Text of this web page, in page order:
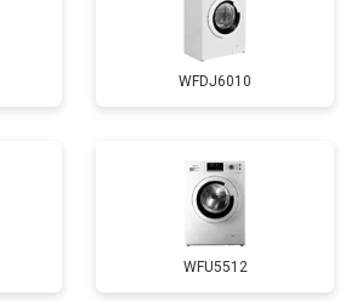
WFDJ6010
WFU5512